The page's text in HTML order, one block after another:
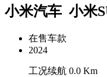
小米汽车 小米
在售车款
2024
工况续航 0.0 Km